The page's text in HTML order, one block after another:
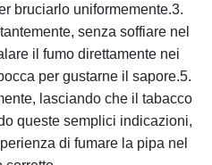
bruciarlo uniformemente.3.
senza soffiare nel
il fumo direttamente nei
per gustarne il sapore.5.
lasciando che il tabacco
queste semplici indicazioni,
di fumare la pipa nel